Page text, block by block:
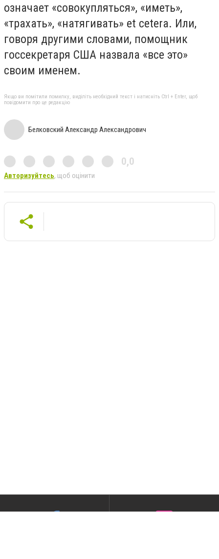
означает «совокупляться», «иметь»,
«трахать», «натягивать» et cetera. Или,
говоря другими словами, помощник
госсекретаря США назвала «все это»
своим именем.
Якщо ви помітили помилку, виділіть необхідний текст і натисніть Ctrl + Enter, щоб
повідомити про це редакцію
Белковский Александр Александрович
0,0
Авторизуйтесь, щоб оцінити